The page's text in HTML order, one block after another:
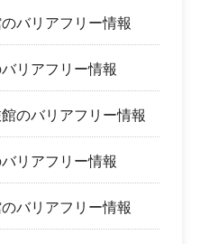
バリアフリー情報
リアフリー情報
のバリアフリー情報
リアフリー情報
バリアフリー情報